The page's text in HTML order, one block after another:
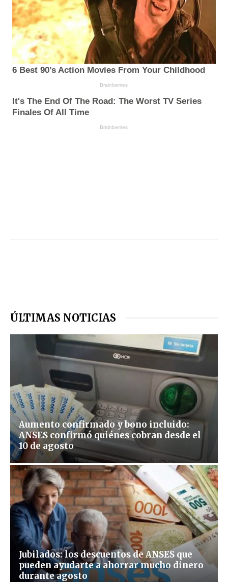
ÚLTIMAS NOTICIAS
Aumento confirmado y bono incluido:
ANSES confirmó quiénes cobran desde el
10 de agosto
Jubilados: los descuentos de ANSES que
pueden ayudarte a ahorrar mucho dinero
durante agosto